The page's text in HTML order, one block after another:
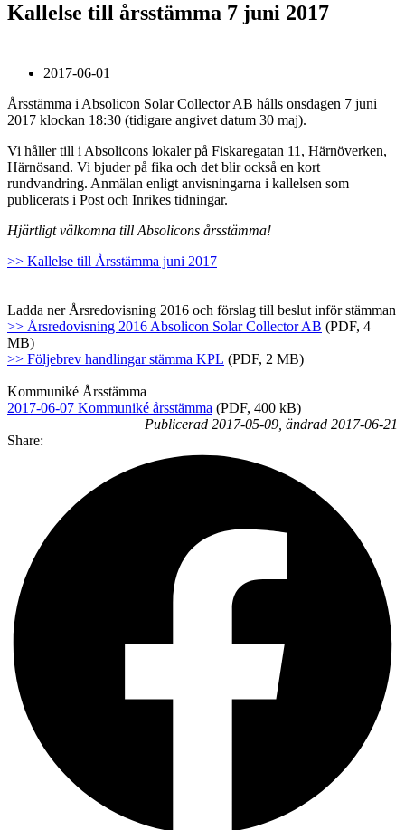
Kallelse till årsstämma 7 juni 2017
2017-06-01
Årsstämma i Absolicon Solar Collector AB hålls onsdagen 7 juni
2017 klockan 18:30 (tidigare angivet datum 30 maj).
Vi håller till i Absolicons lokaler på Fiskaregatan 11, Härnöverken,
Härnösand. Vi bjuder på fika och det blir också en kort
rundvandring. Anmälan enligt anvisningarna i kallelsen som
publicerats i Post och Inrikes tidningar.
Hjärtligt välkomna till Absolicons årsstämma!
>> Kallelse till Årsstämma juni 2017
Ladda ner Årsredovisning 2016 och förslag till beslut inför stämman
>> Årsredovisning 2016 Absolicon Solar Collector AB (PDF, 4
MB)
>> Följebrev handlingar stämma KPL (PDF, 2 MB)
Kommuniké Årsstämma
2017-06-07 Kommuniké årsstämma (PDF, 400 kB)
Publicerad 2017-05-09, ändrad 2017-06-21
Share: